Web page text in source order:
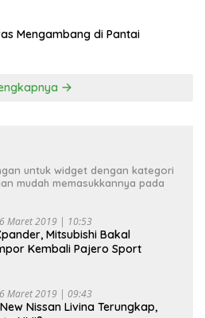
Mengambang di Pantai
untuk widget dengan kategori
mudah memasukkannya pada
Maret 2019 | 10:53
Mitsubishi Bakal
Kembali Pajero Sport
Maret 2019 | 09:43
Nissan Livina Terungkap,